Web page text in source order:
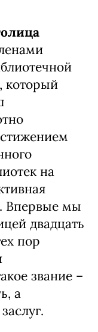
который
на
Впервые мы
двадцать
пор
звание –
а